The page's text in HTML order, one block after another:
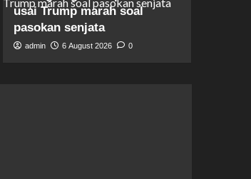
usai Trump marah soal
pasokan senjata
admin 6 August 2026 0